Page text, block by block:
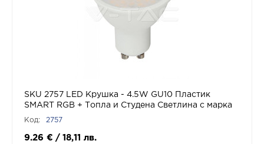
SKU 2757 LED Крушка - 4.5W GU10 Пластик
SMART RGB + Топла и Студена Светлина с марка
V-TAC
Код: 2757
9.26 € / 18,11 лв.